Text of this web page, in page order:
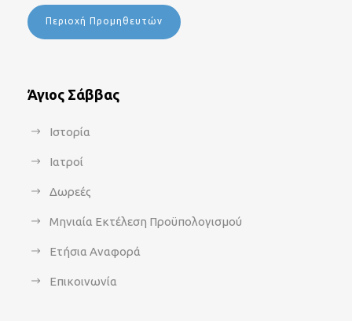
Περιοχή Προμηθευτών
Άγιος Σάββας
Ιστορία
Ιατροί
Δωρεές
Μηνιαία Εκτέλεση Προϋπολογισμού
Ετήσια Αναφορά
Επικοινωνία